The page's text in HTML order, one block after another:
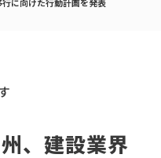
に向けた行動計画を発表
、建設業界